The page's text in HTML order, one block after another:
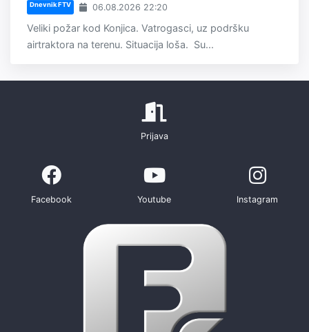
Dnevnik FTV 06.08.2026 22:20
Veliki požar kod Konjica. Vatrogasci, uz podršku
airtraktora na terenu. Situacija loša. Su...
Prijava
Facebook Youtube Instagram